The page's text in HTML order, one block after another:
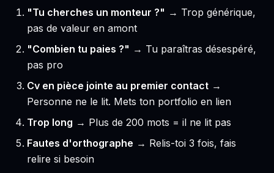
"Tu cherches un monteur ?" → Trop générique,
pas de valeur en amont
"Combien tu paies ?" → Tu paraîtras désespéré,
pas pro
Cv en pièce jointe au premier contact →
Personne ne le lit. Mets ton portfolio en lien
Trop long → Plus de 200 mots = il ne lit pas
Fautes d'orthographe → Relis-toi 3 fois, fais
relire si besoin